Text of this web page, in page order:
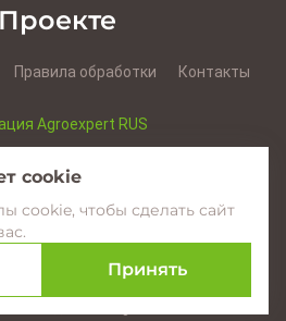
Правила обработки Контакты
Agroexpert RUS
YouTube Instagram
Agroexpert.md
cookie
cookie, чтобы сделать сайт
Принять